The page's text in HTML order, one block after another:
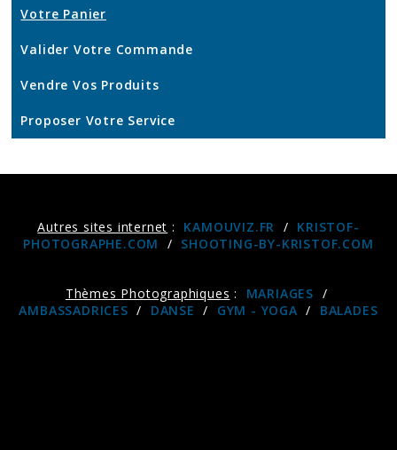
Votre Panier
Valider Votre Commande
Vendre Vos Produits
Proposer Votre Service
Autres sites internet : KAMOUVIZ.FR / KRISTOF-
PHOTOGRAPHE.COM
/ SHOOTING-BY-KRISTOF.COM
Thèmes Photographiques : MARIAGES /
AMBASSADRICES / DANSE / GYM - YOGA / BALADES